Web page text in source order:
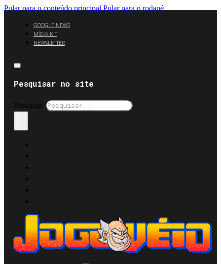
Pular para o conteúdo principal Pular para o rodapé
GOOGLE NEWS
MÍDIA KIT
NEWSLETTER
Pesquisar no site
Pesquisar